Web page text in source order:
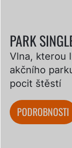
PARK
Vlna, kterou
akčního
pocit štěstí
PODROBNOSTI